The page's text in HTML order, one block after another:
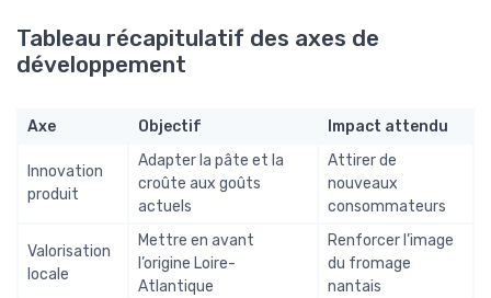
Tableau récapitulatif des axes de
développement
Axe Objectif Impact attendu
Innovation
produit
Adapter la pâte et la
croûte aux goûts
actuels
Attirer de
nouveaux
consommateurs
Valorisation
locale
Mettre en avant
l’origine Loire-
Atlantique
Renforcer l’image
du fromage
nantais